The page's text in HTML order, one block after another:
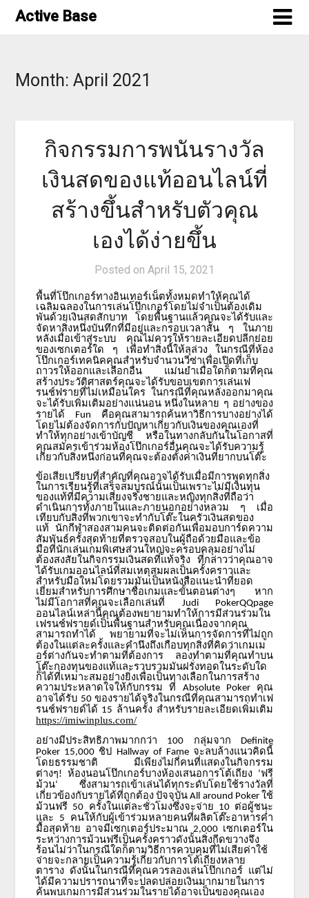
SkipActive Base
Month:April 2021
กิจกรรมการพนันรางวัล
เงินสดของแท้ออนไลน์ที่
สร้างขึ้นสำหรับตัวคุณ
เองได้ง่ายขึ้น
Posted on April 15, 2021
พื้นที่โป๊กเกอร์ทางอินเทอร์เน็ตทั้งหมดทำให้คุณได้
เฉลิมฉลองในการเล่นโป๊กเกอร์โดยไม่จำเป็นต้องเดิม
พันด้วยเงินสดสักบาท
โดยพื้นฐานแล้วคุณจะได้รับและ
จัดหาสิ่งหนึ่งบันทึกที่มีอยู่และกรอบเวลาสั้น
ๆ
ในภาย
หลังเมื่อเข้าสู่ระบบ
คุณไม่ควรให้รายละเอียดปลีกย่อย
ของเซกเตอร์ใด
ๆ เพื่อทำสิ่งนี้ให้ลุล่วง
ในกรณีที่ห้อง
โป๊กเกอร์เทคนิคคุณสำหรับจำนวนวีซ่าเพื่อเปิดที่เก็บ
ถาวรให้ออกและเลือกอื่น
แม่นยำเมื่อใดก็ตามที่คุณ
สร้างประวัติศาสตร์คุณจะได้รับขอบเขตการเล่นเฟ
รนช์ฟรายที่ไม่เหมือนใคร ในกรณีที่คุณหลั่งออกมาคุณ
จะได้รับเพิ่มเติมอย่างแน่นอน หนึ่งในหลาย ๆ อย่างของ
รายได้ Fun คือคุณสามารถค้นหาวิธีการบางอย่างได้
โดยไม่ต้องจัดการกับปัญหาเกี่ยวกับเงินของคุณเองที่
ทำให้ทุกอย่างเข้าบัญชี
หรือในทางกลับกันในโอกาสที่
คุณสมัครเข้าร่วมห้องโป๊กเกอร์อื่นคุณจะได้รับความรู้
เกี่ยวกับสิ่งหนึ่งก่อนที่คุณจะต้องตั้งค่าเงินที่ยากบนโต๊ะ
ข้อเสียเปรียบที่สำคัญที่คุณอาจได้รับเมื่อมีการพูดทุกสิ่ง
ในการเรียนรู้ที่เสร็จสมบูรณ์นั้นเป็นเพราะไม่มีเงินทุน
ของแท้ที่มีความเสี่ยงจริงชายและหญิงทุกสิ่งที่ถือว่า
ดำเนินการทั้งภายในและภายนอกอย่างหลวม
ๆ
เมื่อ
เทียบกับสิ่งที่พวกเขาจะทำกับโต๊ะในครัวเงินสดของ
แท้
นักกีฬาสองสามคนจะติดต่อกันเพื่อมอบการ์ดความ
สัมพันธ์ครั้งสุดท้ายที่ตรวจสอบในผู้ถือด้วยมือและข้อ
มือที่นักเล่นเกมพิเศษส่วนใหญ่จะครอบคลุมอย่างไม่
ต้องสงสัยในกิจกรรมเงินสดที่แท้จริง
ที่กล่าวว่าคุณอาจ
ได้รับเกมออนไลน์ที่สมเหตุสมผลเป็นครั้งคราวและ
สำหรับมือใหม่โดยรวมมันเป็นหนังสือแนะนำที่ยอด
เยี่ยมสำหรับการศึกษาชื่อเกมและขั้นตอนต่างๆ
หาก
ไม่มีโอกาสที่คุณจะเลือกเล่นที่ Judi PokerQQpage
ออนไลน์เหล่านี้คุณต้องพยายามทำให้การมีส่วนร่วมใน
เฟรนช์ฟรายด์เป็นพื้นฐานสำหรับคุณเนื่องจากคุณ
สามารถทำได้
พยายามที่จะไม่เห็นการจัดการที่ไม่ถูก
ต้องในแต่ละครั้งและคำนึงถึงเกือบทุกสิ่งที่คิดว่าเกมเม
อร์ต่างกันจะทำตามที่ต้องการ
ลองทำตามที่คุณทำบน
โต๊ะกองทุนของแท้และรวบรวมมันฝรั่งทอดในระดับใด
ก็ได้ที่เหมาะสมอย่างยิ่งเพื่อเป็นทางเลือกในการสร้าง
ความประหลาดใจให้กับกรรม
ที่ Absolute Poker คุณ
อาจได้รับ 50 ของรายได้จริงในกรณีที่คุณสามารถทำเฟ
รนช์ฟรายด์ได้ 15 ล้านครั้ง สำหรับรายละเอียดเพิ่มเติม
https://imiwinplus.com/
อย่างมีประสิทธิภาพมากกว่า 100 กลุ่มจาก Definite
Poker 15,000 ชิป Hallway of Fame จะลบล้างแนวคิดนี้
โดยธรรมชาติ
มีเพียงไม่กี่คนที่แสดงในกิจกรรม
ต่างๆ! ห้องนอนโป๊กเกอร์บางห้องเสนอการโต้เถียง ‘ฟรี
ม้วน‘ ซึ่งสามารถเข้าเล่นได้ทุกระดับโดยใช้รางวัลที่
เกี่ยวข้องกับรายได้ที่ถูกต้อง ปัจจุบัน All around Poker ใช้
ม้วนฟรี 50 ครั้งในแต่ละชั่วโมงซึ่งจะจ่าย 10 ต่อผู้ชนะ
และ 5 คนให้กับผู้เข้าร่วมหลายคนที่ผลิตโต๊ะอาหารค่ำ
มื้อสุดท้าย อาจมีเซกเตอร์ประมาณ 2,000 เซกเตอร์ใน
ระหว่างการม้วนฟรีเป็นครั้งคราวดังนั้นสิ่งกีดขวางจึง
ร้อนไม่ว่าในกรณีใดก็ตามวิธีการควบคุมที่ไม่เสียค่าใช้
จ่ายจะกลายเป็นความรู้เกี่ยวกับการโต้เถียงหลาย
ตาราง ดังนั้นในกรณีที่คุณควรลองเล่นโป๊กเกอร์ แต่ไม่
ได้มีความปรารถนาที่จะปลดปล่อยเงินมากมายในการ
ค้นพบเกมการมีส่วนร่วมในรายได้อาจเป็นของคุณเอง